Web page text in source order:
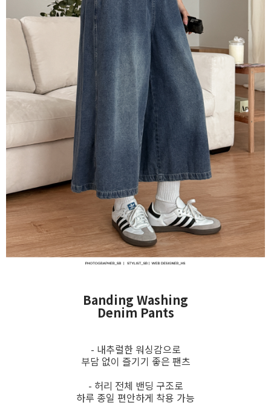
Banding Washing
Denim Pants
- 내추럴한 워싱감으로
부담 없이 즐기기 좋은 팬츠
- 허리 전체 밴딩 구조로
하루 종일 편안하게 착용 가능